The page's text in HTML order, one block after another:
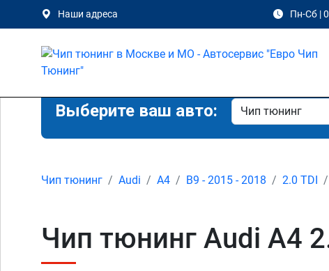
Наши адреса Пн-Сб |
Выберите ваш авто:
Чип тюнинг Audi A4 B9 - 2015 - 2018 2.0 TDI
Чип тюнинг Audi A4